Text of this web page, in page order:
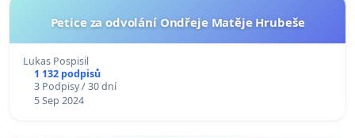
Petice za odvolání Ondřeje Matěje Hrubeše
Lukas Pospisil
1 132 podpisů
3 Podpisy / 30 dní
5 Sep 2024